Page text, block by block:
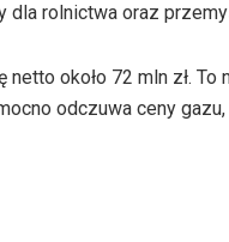
dla rolnictwa oraz
około 72 mln zł. To
odczuwa ceny